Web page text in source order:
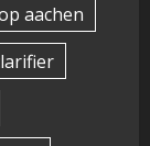
aachen